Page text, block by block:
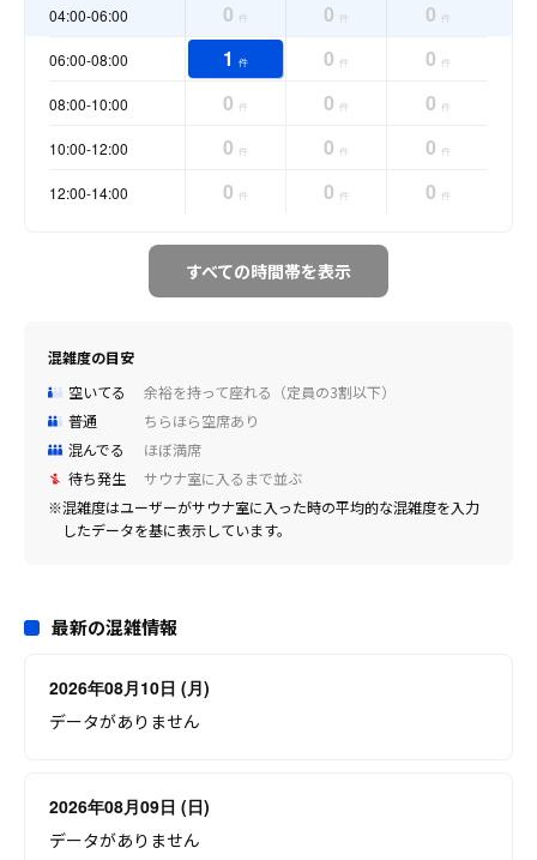
04:00-06:00 0 件 0 件 0 件
06:00-08:00 1 件 0 件 0 件
08:00-10:00 0 件 0 件 0 件
10:00-12:00 0 件 0 件 0 件
12:00-14:00 0 件 0 件 0 件
すべての時間帯を表示
混雑度の目安
空いてる
余裕を持って座れる（定員の3割以下）
普通
ちらほら空席あり
混んでる
ほぼ満席
待ち発生
サウナ室に入るまで並ぶ
※混雑度はユーザーがサウナ室に入った時の平均的な混雑度を入力
したデータを基に表示しています。
最新の混雑情報
2026年08月10日 (月)
データがありません
2026年08月09日 (日)
データがありません